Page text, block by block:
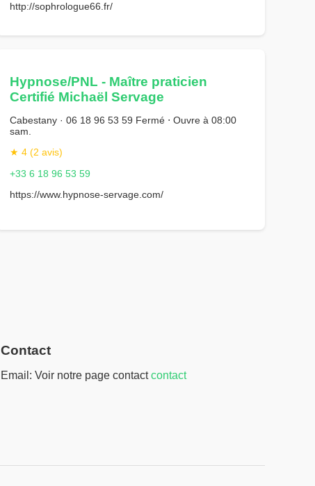
http://sophrologue66.fr/
Hypnose/PNL - Maître praticien
Certifié Michaël Servage
Cabestany · 06 18 96 53 59 Fermé ⋅ Ouvre à 08:00
sam.
★ 4 (2 avis)
+33 6 18 96 53 59
https://www.hypnose-servage.com/
Contact
Email: Voir notre page contactcontact